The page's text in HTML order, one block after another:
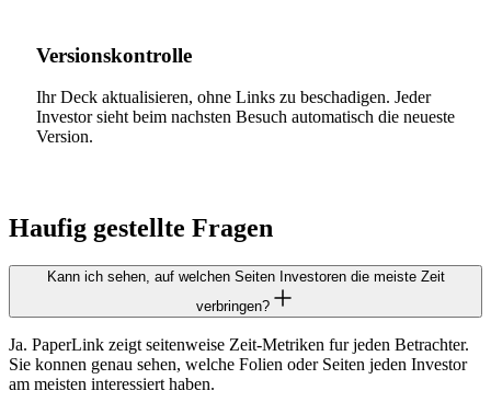
Versionskontrolle
Ihr Deck aktualisieren, ohne Links zu beschadigen. Jeder
Investor sieht beim nachsten Besuch automatisch die neueste
Version.
Haufig gestellte Fragen
Kann ich sehen, auf welchen Seiten Investoren die meiste Zeit
verbringen?
Ja. PaperLink zeigt seitenweise Zeit-Metriken fur jeden Betrachter.
Sie konnen genau sehen, welche Folien oder Seiten jeden Investor
am meisten interessiert haben.